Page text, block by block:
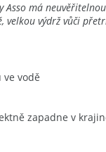
Asso má
velkou výdrž vůči
vodě
zapadne v